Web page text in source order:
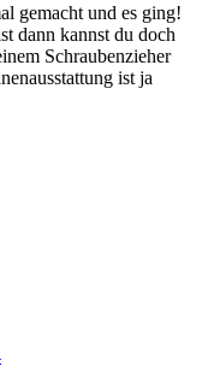
gemacht und es ging!
dann kannst du doch
Schraubenzieher
ist ja